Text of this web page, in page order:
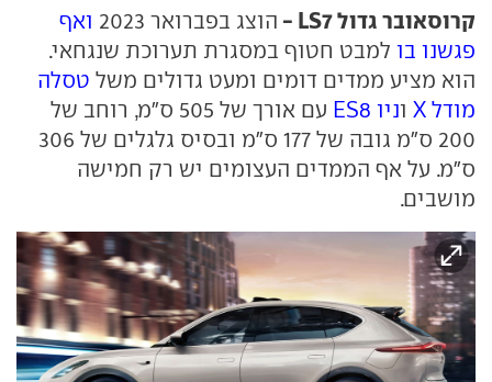
קרוסאובר גדול LS7 - הוצג בפברואר 2023
ואף
פגשנו בו למבט חטוף במסגרת תערוכת שנגחאי.
הוא מציע ממדים דומים ומעט גדולים משל טסלה
מודל X
וניו ES8
עם אורך של 505 ס"מ, רוחב של
200 ס"מ גובה של 177 ס"מ ובסיס גלגלים של 306
ס"מ. על אף הממדים העצומים יש רק חמישה
מושבים.